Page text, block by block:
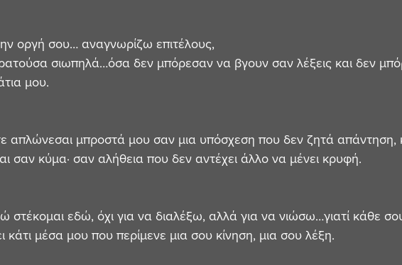
οργή σου… αναγνωρίζω επιτέλους,
σιωπηλά…όσα δεν μπόρεσαν να βγουν σαν λέξεις και δεν
μου.
απλώνεσαι μπροστά μου σαν μια υπόσχεση που δεν ζητά απάντηση,
σαν κύμα· σαν αλήθεια που δεν αντέχει άλλο να μένει κρυφή.
στέκομαι εδώ, όχι για να διαλέξω, αλλά για να νιώσω…γιατί κάθε
κάτι μέσα μου που περίμενε μια σου κίνηση, μια σου λέξη.